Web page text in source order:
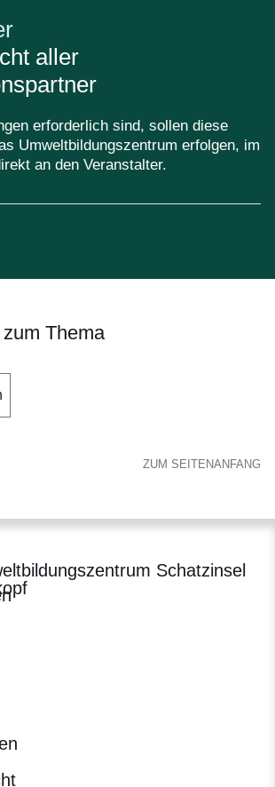
aller
erforderlich sind, sollen diese
Umweltbildungszentrum erfolgen, im
an den Veranstalter.
Thema
ZUM SEITENANFANG
Schatzinsel